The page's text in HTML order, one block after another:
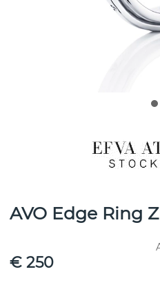
AVO Edge Ring
€ 250